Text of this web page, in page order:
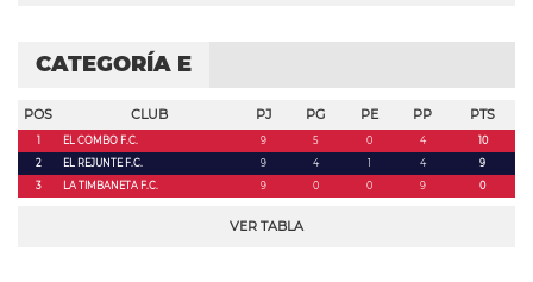
CATEGORÍA E
POS CLUB PJ PG PE PP PTS
1 EL COMBO F.C. 9 5 0 4
10
2
EL REJUNTE F.C. 9 4 1 4
9
3
LA TIMBANETA F.C. 9 0 0 9 0
VER TABLA